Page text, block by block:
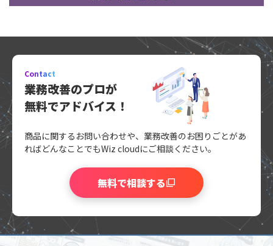
Contact
業務改善のプロが
無料でアドバイス！
商品に関するお問い合わせや、業務改善のお困りごとがあ
ればどんなことでもWiz cloudにご相談ください。
無料で相談する